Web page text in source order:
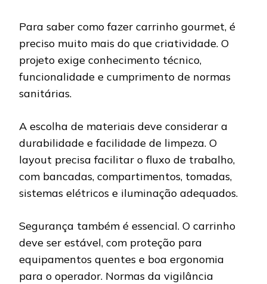
Para saber como fazer carrinho gourmet, é
preciso muito mais do que criatividade. O
projeto exige conhecimento técnico,
funcionalidade e cumprimento de normas
sanitárias.
A escolha de materiais deve considerar a
durabilidade e facilidade de limpeza. O
layout precisa facilitar o fluxo de trabalho,
com bancadas, compartimentos, tomadas,
sistemas elétricos e iluminação adequados.
Segurança também é essencial. O carrinho
deve ser estável, com proteção para
equipamentos quentes e boa ergonomia
para o operador. Normas da vigilância